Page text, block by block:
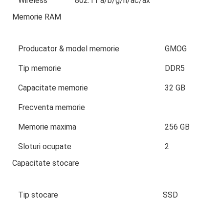
Memorie RAM
Producator & model memorie GMOG
Tip memorie DDR5
Capacitate memorie 32 GB
Frecventa memorie
Memorie maxima 256 GB
Sloturi ocupate
2
Capacitate stocare
Tip stocare SSD